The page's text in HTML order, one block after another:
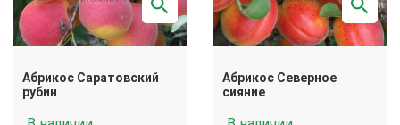
Абрикос Саратовский
рубин
Абрикос Северное
сияние